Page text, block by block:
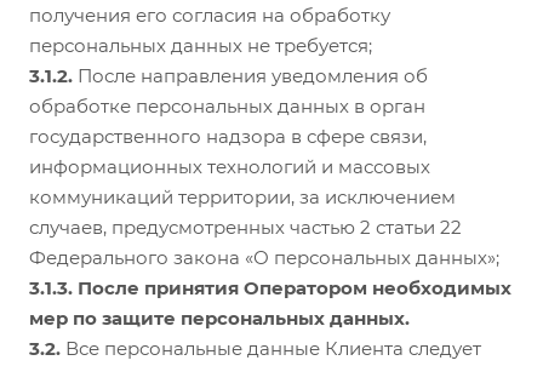
получения его согласия на обработку
персональных данных не требуется;
3.1.2. После направления уведомления об
обработке персональных данных в орган
государственного надзора в сфере связи,
информационных технологий и массовых
коммуникаций территории, за исключением
случаев, предусмотренных частью 2 статьи 22
Федерального закона «О персональных данных»;
3.1.3. После принятия Оператором необходимых
мер по защите персональных данных.
3.2. Все персональные данные Клиента следует